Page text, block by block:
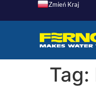
Zmień Kraj
Tag: